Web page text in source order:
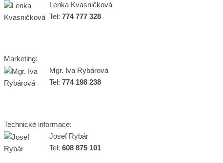
Lenka Kvasničková
Tel: 774 777 328
Marketing:
Mgr. Iva Rybárová
Tel: 774 198 238
Technické informace:
Josef Rybár
Tel: 608 875 101